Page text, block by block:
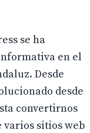
se ha
en el
Desde
desde
convertirnos
varios sitios web